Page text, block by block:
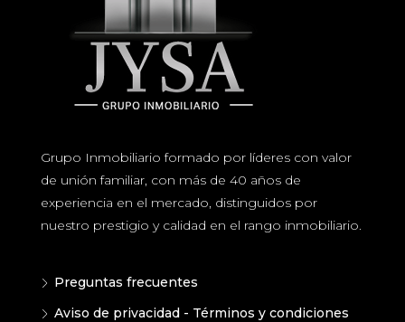
Grupo Inmobiliario formado por líderes con valor
de unión familiar, con más de 40 años de
experiencia en el mercado, distinguidos por
nuestro prestigio y calidad en el rango inmobiliario.
Preguntas frecuentes
Aviso de privacidad - Términos y condiciones